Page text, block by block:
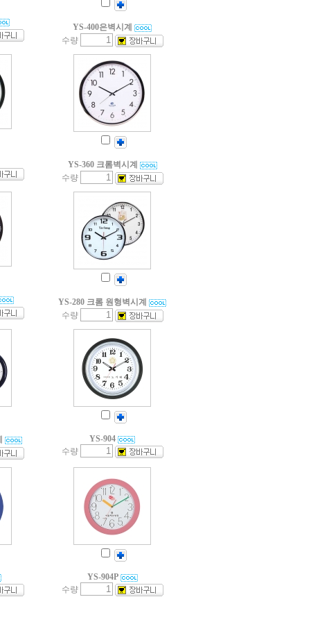
YS-400은벽시계
수량
YS-360 크롬벽시계
수량
YS-280 크롬 원형벽시계
수량
YS-904
수량
YS-904P
수량